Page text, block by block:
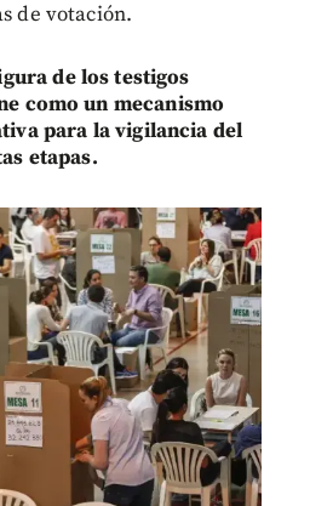
de votación.
de los testigos
como un mecanismo
para la vigilancia del
etapas.